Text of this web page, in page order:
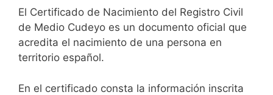
El Certificado de Nacimiento del Registro Civil
de Medio Cudeyo es un documento oficial que
acredita el nacimiento de una persona en
territorio español.
En el certificado consta la información inscrita